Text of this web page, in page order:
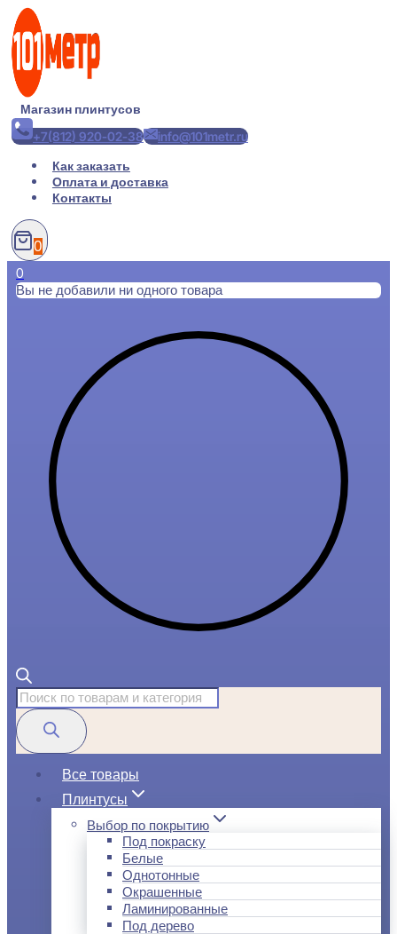
Перейти
содержимому
Магазин плинтусов
+7(812) 920-02-38
info@101metr.ru
Как заказать
Оплата и доставка
Контакты
0
0
Вы не добавили ни одного товара
Поиск
товаров
Все товары
Плинтусы
Выбор по покрытию
Под покраску
Белые
Однотонные
Окрашенные
Ламинированные
Под дерево